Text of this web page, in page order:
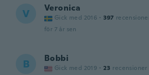
V Veronica
Gick med 2016 · 397
för 7 år sen
B Bobbi
Gick med 2019 · 23 recensioner